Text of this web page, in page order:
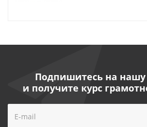
Подпишитесь на нашу
и получите курс